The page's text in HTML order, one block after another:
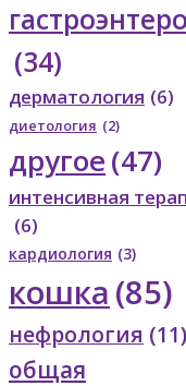
(34)
дерматология (6)
диетология (2)
другое(47)
интенсивная
(6)
кардиология (3)
кошка (85)
нефрология (11)
общая